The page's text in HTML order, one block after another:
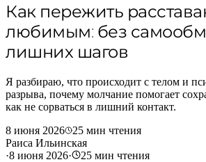
Как пережить
любимым: без
лишних шагов
Я разбираю, что происходит с телом и
разрыва, почему молчание помогает
как не сорваться в лишний контакт.
8 июня 2026
25 мин чтения
Раиса Ильинская
·8 июня 2026· 25 мин чтения